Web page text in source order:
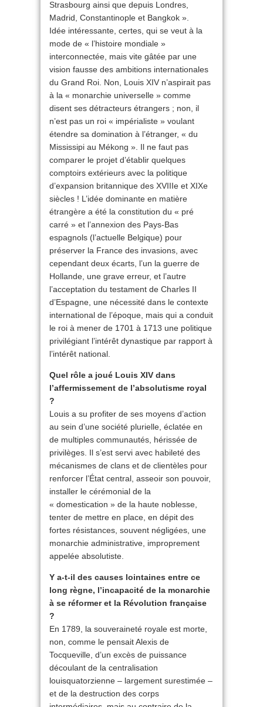
Strasbourg ainsi que depuis Londres,
Madrid, Constantinople et Bangkok ».
Idée intéressante, certes, qui se veut à la
mode de « l’histoire mondiale »
interconnectée, mais vite gâtée par une
vision fausse des ambitions internationales
du Grand Roi. Non, Louis XIV n’aspirait pas
à la « monarchie universelle » comme
disent ses détracteurs étrangers ; non, il
n’est pas un roi « impérialiste » voulant
étendre sa domination à l’étranger, « du
Mississipi au Mékong ». Il ne faut pas
comparer le projet d’établir quelques
comptoirs extérieurs avec la politique
d’expansion britannique des XVIIIe et XIXe
siècles ! L’idée dominante en matière
étrangère a été la constitution du « pré
carré » et l’annexion des Pays-Bas
espagnols (l’actuelle Belgique) pour
préserver la France des invasions, avec
cependant deux écarts, l’un la guerre de
Hollande, une grave erreur, et l’autre
l’acceptation du testament de Charles II
d’Espagne, une nécessité dans le contexte
international de l’époque, mais qui a conduit
le roi à mener de 1701 à 1713 une politique
privilégiant l’intérêt dynastique par rapport à
l’intérêt national.
Quel rôle a joué Louis XIV dans
l’affermissement de l’absolutisme royal
?
Louis a su profiter de ses moyens d’action
au sein d’une société plurielle, éclatée en
de multiples communautés, hérissée de
privilèges. Il s’est servi avec habileté des
mécanismes de clans et de clientèles pour
renforcer l’État central, asseoir son pouvoir,
installer le cérémonial de la
« domestication » de la haute noblesse,
tenter de mettre en place, en dépit des
fortes résistances, souvent négligées, une
monarchie administrative, improprement
appelée absolutiste.
Y a-t-il des causes lointaines entre ce
long règne, l’incapacité de la monarchie
à se réformer et la Révolution française
?
En 1789, la souveraineté royale est morte,
non, comme le pensait Alexis de
Tocqueville, d’un excès de puissance
découlant de la centralisation
louisquatorzienne – largement surestimée –
et de la destruction des corps